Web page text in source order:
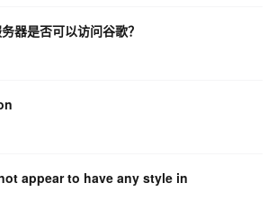
器是否可以访问谷歌？
appear to have any style in